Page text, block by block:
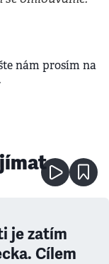
nám prosím na
je zatím
Cílem